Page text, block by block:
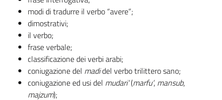
modi di tradurre il verbo “avere”;
dimostrativi;
il verbo;
frase verbale;
classificazione dei verbi arabi;
coniugazione del madidel verbo trilittero sano;
coniugazione ed usi del mudari‘(marfu‘, mansub,
majzum);